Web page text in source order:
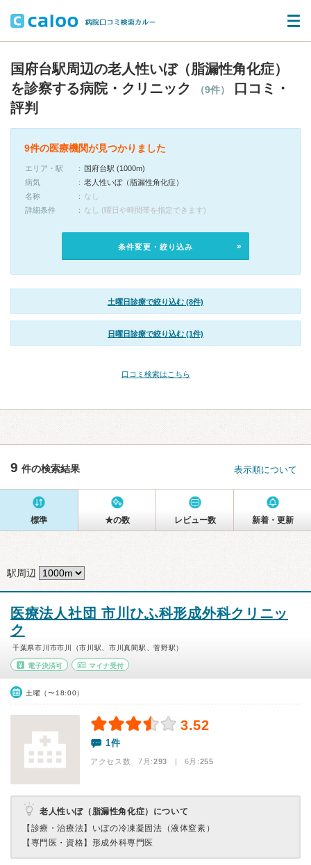
国府台駅周辺の老人性いぼ（脂漏性角化症）
を診察する病院・クリニック
（9件）
口コミ・
評判
9件の医療機関が見つかりました
エリア・駅
国府台駅 (1000m)
病気
老人性いぼ（脂漏性角化症）
名称
なし
詳細条件
なし (曜日や時間帯を指定できます)
条件変更・絞り込み
土曜日診療で絞り込む (8件)
日曜日診療で絞り込む (1件)
口コミ検索はこちら
9 件の検索結果 表示順について
標準 ★の数 レビュー数 新着・更新
駅周辺
医療法人社団 市川ひふ科形成外科クリニッ
ク
千葉県市川市市川（市川駅、市川真間駅、菅野駅）
電子決済可 マイナ受付
土曜（〜18:00）
3.52
1件
アクセス数 7月:293 | 6月:255
老人性いぼ（脂漏性角化症）について
【診療・治療法】 いぼの冷凍凝固法（液体窒素）
【専門医・資格】 形成外科専門医